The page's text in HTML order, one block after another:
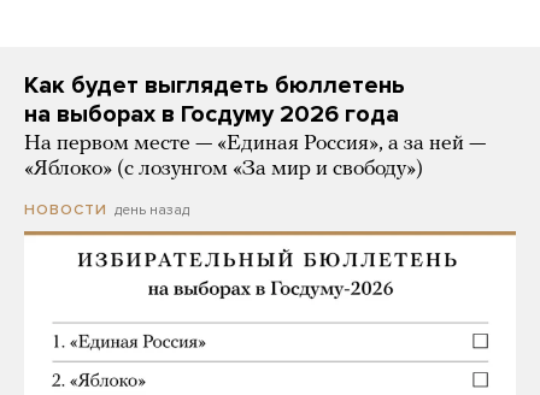
Как будет выглядеть бюллетень
на выборах в Госдуму 2026 года
На первом месте — «Единая Россия», а за ней —
«Яблоко» (с лозунгом «За мир и свободу»)
НОВОСТИ день назад